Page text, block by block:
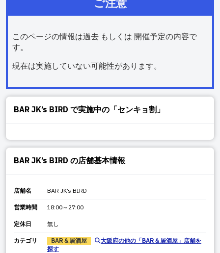
このページの情報は過去 もしくは 開催予定の内容で
す。
現在は実施していない可能性があります。
BAR JK’s BIRD で実施中の「センキョ割」
BAR JK’s BIRD の店舗基本情報
店舗名 BAR JK’s BIRD
営業時間 18:00～27:00
定休日 無し
カテゴリ BAR＆居酒屋 大阪府の他の「BAR＆居酒屋 」店舗を
探す